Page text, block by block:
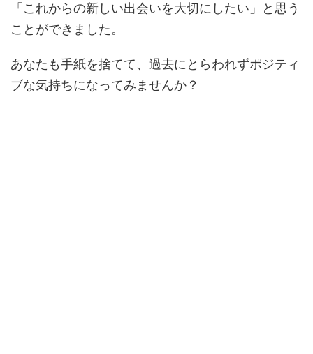
「これからの新しい出会いを大切にしたい」と思う
ことができました。
あなたも手紙を捨てて、過去にとらわれずポジティ
ブな気持ちになってみませんか？